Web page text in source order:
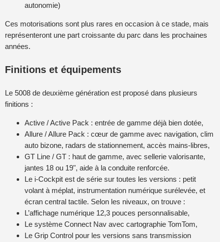
autonomie)
Ces motorisations sont plus rares en occasion à ce stade, mais
représenteront une part croissante du parc dans les prochaines
années.
Finitions et équipements
Le 5008 de deuxième génération est proposé dans plusieurs
finitions :
Active / Active Pack : entrée de gamme déjà bien dotée,
Allure / Allure Pack : cœur de gamme avec navigation, clim
auto bizone, radars de stationnement, accès mains-libres,
GT Line / GT : haut de gamme, avec sellerie valorisante,
jantes 18 ou 19", aide à la conduite renforcée.
Le i-Cockpit est de série sur toutes les versions : petit
volant à méplat, instrumentation numérique surélevée, et
écran central tactile. Selon les niveaux, on trouve :
L’affichage numérique 12,3 pouces personnalisable,
Le système Connect Nav avec cartographie TomTom,
Le Grip Control pour les versions sans transmission